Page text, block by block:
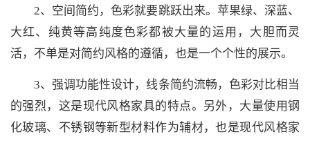
2、空间简约，色彩就要跳跃出来。苹果绿、深蓝、
大红、纯黄等高纯度色彩都被大量的运用，大胆而灵
活，不单是对简约风格的遵循，也是一个个性的展示。
3、强调功能性设计，线条简约流畅，色彩对比相当
的强烈，这是现代风格家具的特点。另外，大量使用钢
化玻璃、不锈钢等新型材料作为辅材，也是现代风格家